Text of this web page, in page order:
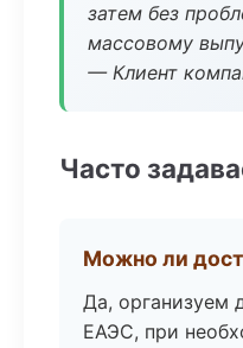
затем без
массовому
— Клиент
Часто
Можно ли
Да, организуем
ЕАЭС, при